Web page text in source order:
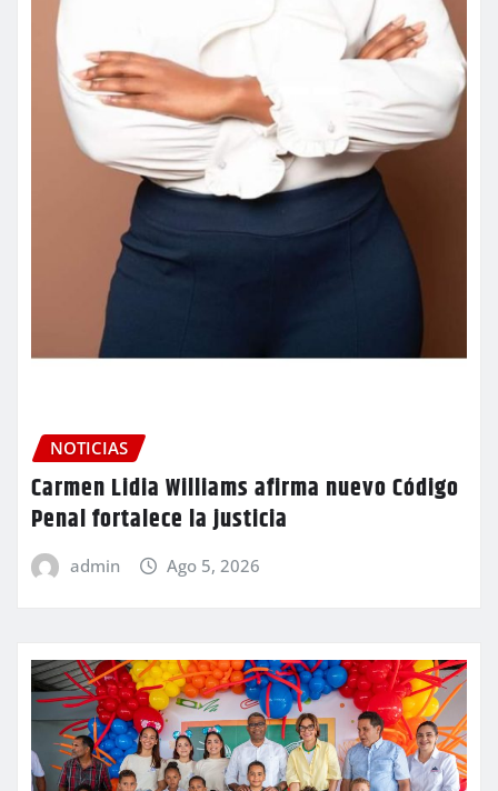
NOTICIAS
Carmen Lidia Williams afirma nuevo Código
Penal fortalece la justicia
admin Ago 5, 2026